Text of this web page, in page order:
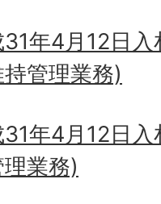
年4月12日
管理業務)
年4月12日
業務)